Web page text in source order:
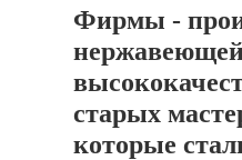
Фирмы -
нержавеющей
старых
которые